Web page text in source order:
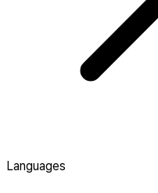
Languages